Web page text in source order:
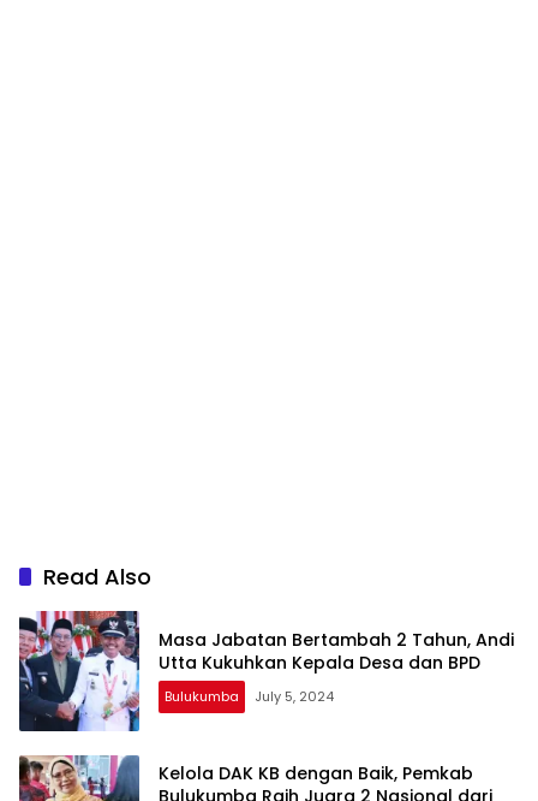
Read Also
Masa Jabatan Bertambah 2 Tahun, Andi
Utta Kukuhkan Kepala Desa dan BPD
Bulukumba July 5, 2024
Kelola DAK KB dengan Baik, Pemkab
Bulukumba Raih Juara 2 Nasional dari